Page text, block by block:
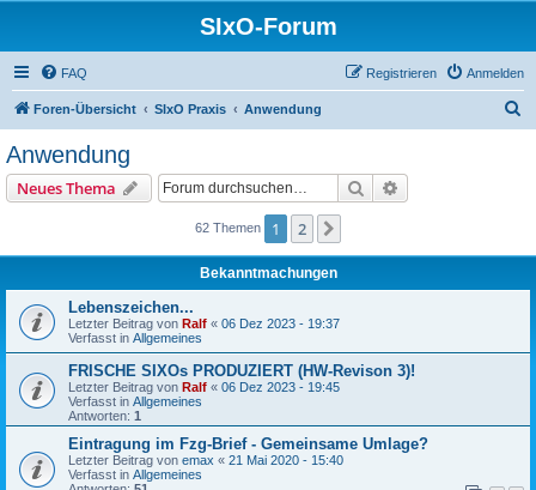
SIxO-Forum
FAQ Anmelden
Registrieren
Foren-Übersicht SIxO Praxis Anwendung
Anwendung
Neues Thema Suche
62 Themen 1 2
Bekanntmachungen
Lebenszeichen...
Letzter Beitrag von Ralf « 06 Dez 2023 - 19:37
Verfasst in Allgemeines
FRISCHE SIXOs PRODUZIERT (HW-Revison 3)!
Letzter Beitrag von Ralf « 06 Dez 2023 - 19:45
Verfasst in Allgemeines
Antworten: 1
Eintragung im Fzg-Brief - Gemeinsame Umlage?
Letzter Beitrag von emax « 21 Mai 2020 - 15:40
Verfasst in Allgemeines